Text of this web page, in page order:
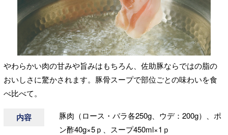
やわらかい肉の甘みや旨みはもちろん、佐助豚ならではの脂の
おいしさに驚かされます。豚骨スープで部位ごとの味わいを食
べ比べて。
内容
豚肉（ロース・バラ各250g、ウデ：200g）、ポ
ン酢40g×5ｐ、スープ450ml×1ｐ